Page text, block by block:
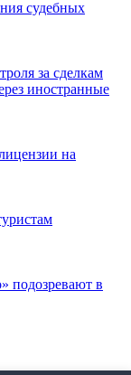
судебных
за сделкам
иностранные
на
подозревают в